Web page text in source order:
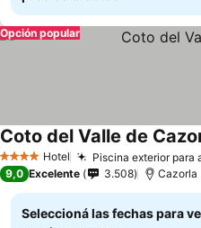
Opción popular
4 EstrellasHotel Piscina exterior para
Coto del Valle de
9,0 Excelente 3.508 Cazorla
Seleccioná las fechas para